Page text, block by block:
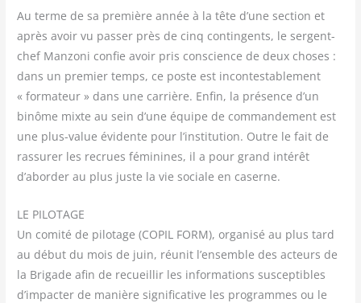
Au terme de sa pre­mière année à la tête d’une sec­tion et
après avoir vu pas­ser près de cinq contin­gents, le ser­gent-
chef Man­zo­ni confie avoir pris conscience de deux choses :
dans un pre­mier temps, ce poste est incon­tes­ta­ble­ment
« for­ma­teur » dans une car­rière. Enfin, la pré­sence d’un
binôme mixte au sein d’une équipe de com­man­de­ment est
une plus-value évi­dente pour l’institution. Outre le fait de
ras­su­rer les recrues fémi­nines, il a pour grand inté­rêt
d’aborder au plus juste la vie sociale en caserne.
LE PILOTAGE
Un comi­té de pilo­tage (COPIL FORM), orga­ni­sé au plus tard
au début du mois de juin, réunit l’ensemble des acteurs de
la Bri­gade afin de recueillir les infor­ma­tions sus­cep­tibles
d’impacter de manière signi­fi­ca­tive les pro­grammes ou le